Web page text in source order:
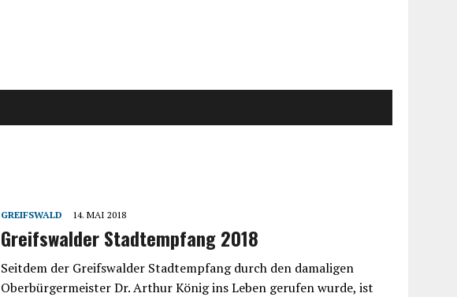
GREIFSWALD 14. MAI 2018
Greifswalder Stadtempfang 2018
Seitdem der Greifswalder Stadtempfang durch den damaligen
Oberbürgermeister Dr. Arthur König ins Leben gerufen wurde, ist